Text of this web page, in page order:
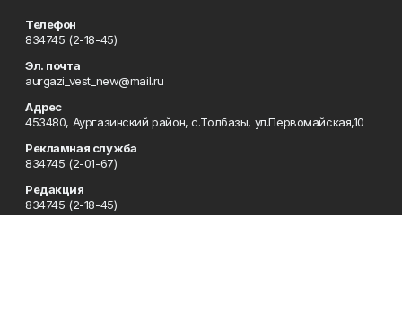
Телефон
834745 (2-18-45)
Эл. почта
aurgazi_vest_new@mail.ru
Адрес
453480, Аургазинский район, с.Толбазы, ул.Первомайская,10
Рекламная служба
834745 (2-01-67)
Редакция
834745 (2-18-45)